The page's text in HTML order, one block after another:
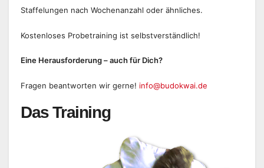
Staffelungen nach Wochenanzahl oder ähnliches.
Kostenloses Probetraining ist selbstverständlich!
Eine Herausforderung – auch für Dich?
Fragen beantworten wir gerne! info@budokwai.de
Das Training